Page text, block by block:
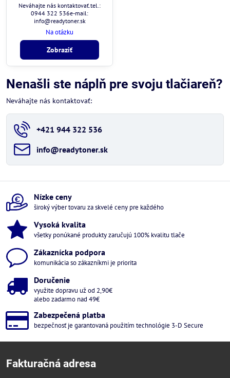
Neváhajte nás kontaktovať.tel.:
0944 322 536e-mail:
info@readytoner.sk
Na otázku
Zobraziť
Nenašli ste náplň pre svoju tlačiareň?
Neváhajte nás kontaktovať:
+421 944 322 536
info​@readytoner​.sk
Nízke ceny
široký výber tovaru za skvelé ceny pre každého
Vysoká kvalita
všetky ponúkané produkty zaručujú 100% kvalitu tlače
Zákaznícka podpora
komunikácia so zákazníkmi je priorita
Doručenie
využite dopravu už od 2,90€
alebo zadarmo nad 49€
Zabezpečená platba
bezpečnosť je garantovaná použitím technológie 3-D Secure
Fakturačná adresa